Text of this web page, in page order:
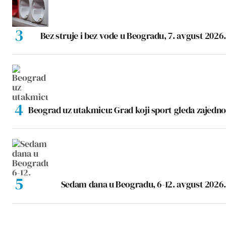
Bez struje i bez vode u Beogradu, 7. avgust 2026.
Beograd uz utakmicu: Grad koji sport gleda zajedno
Sedam dana u Beogradu, 6-12. avgust 2026.